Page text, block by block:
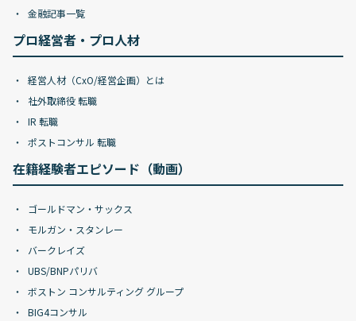
金融記事一覧
プロ経営者・プロ人材
経営人材（CxO/経営企画）とは
社外取締役 転職
IR 転職
ポストコンサル 転職
在籍経験者エピソード（動画）
ゴールドマン・サックス
モルガン・スタンレー
バークレイズ
UBS/BNPパリバ
ボストン コンサルティング グループ
BIG4コンサル